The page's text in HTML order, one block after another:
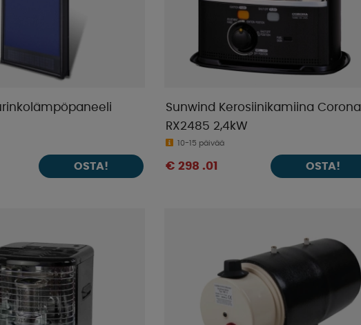
OSTA!
Sunwind Kerosiinikamiina Corona
RX2485 2,4kW
10-15 päivää
€ 298 .01 OSTA!